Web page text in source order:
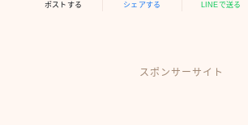
ポストする シェアする LINEで送る
スポンサーサイト